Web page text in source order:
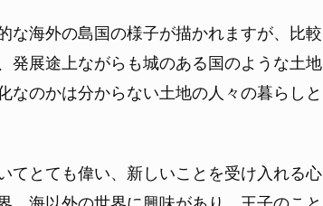
な海外の島国の様子が描かれますが、比較
発展途上ながらも城のある国のような土地
なのかは分からない土地の人々の暮らしと
てとても偉い、新しいことを受け入れる心